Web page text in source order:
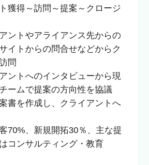
獲得～訪問～提案～クロージ
ントやアライアンス先からの
イトからの問合せなどからク
問
ントへのインタビューから現
ームで提案の方向性を協議
書を作成し、クライアントへ
70%、新規開拓30％、主な提
コンサルティング・教育